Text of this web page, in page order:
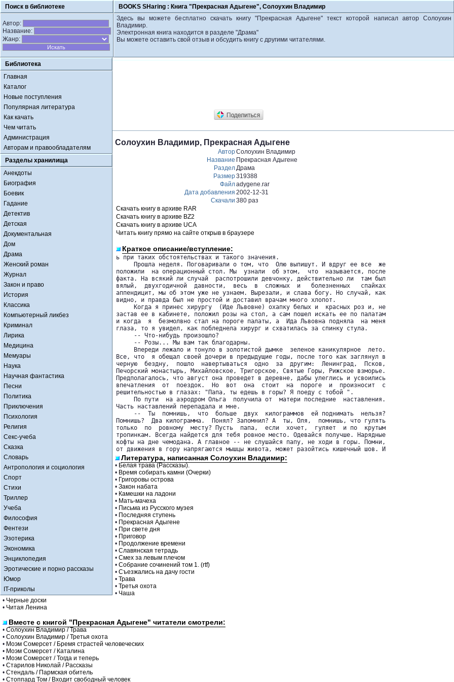
Поиск в библиотеке BOOKS SHaring : Книга "Прекрасная Адыгене", Солоухин Владимир
Автор:
Название:
Жанр:
Здесь вы можете бесплатно скачать книгу "Прекрасная Адыгене" текст которой написал автор Солоухин
Владимир.
Электронная книга находится в разделе "Драма"
Вы можете оставить свой отзыв и обсудить книгу с другими читателями.
Библиотека
Главная
Каталог
Новые поступления
Популярная литература
Как качать
Чем читать
Администрация
Авторам и правообладателям
Разделы хранилища
Анекдоты
Биография
Боевик
Гадание
Детектив
Детская
Документальная
Дом
Драма
Женский роман
Журнал
Закон и право
История
Классика
Компьютерный ликбез
Криминал
Лирика
Медицина
Мемуары
Наука
Научная фантастика
Песни
Политика
Приключения
Психология
Религия
Секс-учеба
Сказка
Словарь
Антропология и социология
Спорт
Стихи
Триллер
Учеба
Философия
Фентези
Эзотерика
Экономика
Энциклопедия
Эротические и порно рассказы
Юмор
IT-приколы
Солоухин Владимир, Прекрасная Адыгене
АвторСолоухин Владимир
Название Прекрасная Адыгене
РазделДрама
Размер319388
Файлadygene.rar
Дата добавления 2002-12-31
Скачали 380 раз
Скачать книгу в архиве RAR
Скачать книгу в архиве BZ2
Скачать книгу в архиве UCA
Читать книгу прямо на сайте открыв в браузере
Краткое описание/вступление:
ь при таких обстоятельствах и такого значения.
     Прошла неделя. Поговаривали о том, что  Олю выпишут. И вдруг ее все  же
положили  на операционный стол. Мы  узнали  об этом,  что  называется, после
факта. На всякий ли случай  распотрошили девчонку, действительно ли  там был
вялый,  двухгодичной  давности,  весь  в  сложных  и   болезненных   спайках
аппендицит, мы об этом уже не узнаем. Вырезали, и слава богу. Но случай, как
видно, и правда был не простой и доставил врачам много хлопот.
     Когда я принес хирургу  (Иде Львовне) охапку белых и  красных роз и, не
застав ее в кабинете, положил розы на стол, а сам пошел искать ее по палатам
и когда  я  безмолвно стал на пороге палаты, а  Ида Львовна подняла  на меня
глаза, то я увидел, как побледнела хирург и схватилась за спинку стула.
     -- Что-нибудь произошло?
     -- Розы... Мы вам так благодарны.
     Впереди лежало и тонуло в золотистой дымке  зеленое каникулярное  лето.
Все, что  я обещал своей дочери в предыдущие годы, после того как заглянул в
черную  бездну,  пошло  навертываться  одно  за  другим:  Ленинград,  Псков,
Печорский монастырь, Михайловское, Тригорское, Святые Горы, Рижское взморье.
Предполагалось, что август она проведет в деревне, дабы улеглись и усвоились
впечатления  от  поездок.  Но  вот  она  стоит  на  пороге  и  произносит  с
решительностью в глазах: "Папа, ты едешь в горы? Я поеду с тобой ".
     По пути  на аэродром Ольга  получила от  матери последние  наставления.
Часть наставлений перепадала и мне.
     --  Ты  помнишь,  что  больше  двух  килограммов  ей поднимать  нельзя?
Помнишь?  Два килограмма.  Понял? Запомнил? А  ты, Оля,  помнишь, что гулять
только  по  ровному  месту? Пусть  папа,  если  хочет,  гуляет  и по  крутым
тропинкам. Всегда найдется для тебя ровное место. Одевайся получше. Нарядные
кофты на дне чемодана. А главное -- не слушайся папу, не ходи в горы. Помни,
Литература, написанная Солоухин Владимир:
• Белая трава (Рассказы).
• Время собирать камни (Очерки)
• Григоровы острова
• Закон набата
• Камешки на ладони
• Мать-мачеха
• Письма из Русского музея
• Последняя ступень
• Прекрасная Адыгене
• При свете дня
• Приговор
• Продолжение времени
• Славянская тетрадь
• Смех за левым плечом
• Собрание сочинений том 1. (rtf)
• Съезжались на дачу гости
• Трава
• Третья охота
• Чаша
• Черные доски
• Читая Ленина
Вместе с книгой "Прекрасная Адыгене" читатели смотрели:
• Солоухин Владимир / Трава
• Солоухин Владимир / Третья охота
• Моэм Сомерсет / Бремя страстей человеческих
• Моэм Сомерсет / Каталина
• Моэм Сомерсет / Тогда и теперь
• Старилов Николай / Рассказы
• Стендаль / Пармская обитель
• Стоппард Том / Входит свободный человек